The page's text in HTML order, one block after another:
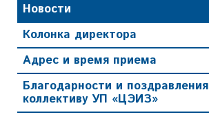
Новости
Колонка директора
Адрес и время приема
Благодарности и поздравления
коллективу УП «ЦЭИЗ»